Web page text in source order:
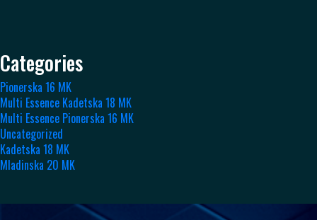
Categories
Pionerska 16 MK
Multi Essence Kadetska 18 MK
Multi Essence Pionerska 16 MK
Uncategorized
Kadetska 18 MK
Mladinska 20 MK